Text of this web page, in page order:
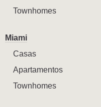
Townhomes
Miami
Casas
Apartamentos
Townhomes